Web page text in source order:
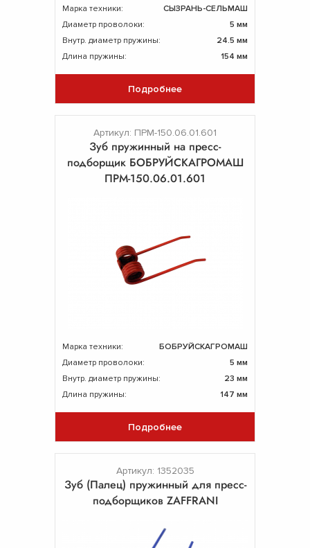
Марка техники:
СЫЗРАНЬ-СЕЛЬМАШ
Диаметр проволоки:
5 мм
Внутр. диаметр пружины:
24.5 мм
Длина пружины:
154 мм
Подробнее
Артикул: ПРМ-150.06.01.601
Зуб пружинный на пресс-
подборщик БОБРУЙСКАГРОМАШ
ПРМ-150.06.01.601
Марка техники:
БОБРУЙСКАГРОМАШ
Диаметр проволоки:
5 мм
Внутр. диаметр пружины:
23 мм
Длина пружины:
147 мм
Подробнее
Артикул: 1352035
Зуб (Палец) пружинный для пресс-
подборщиков ZAFFRANI